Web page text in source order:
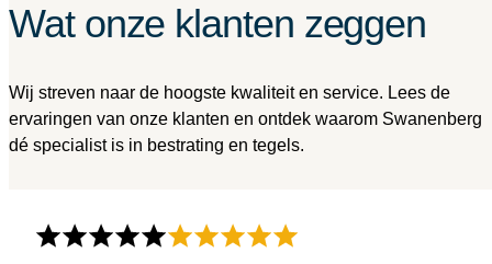
Wat onze klanten zeggen
Wij streven naar de hoogste kwaliteit en service. Lees de
ervaringen van onze klanten en ontdek waarom Swanenberg
dé specialist is in bestrating en tegels.